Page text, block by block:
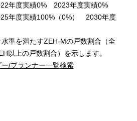
年度実績0% 2023年度実績0%
年度実績100%（0%） 2030年度
準を満たすZEH-Mの戸数割合（全
以上の戸数割合）を示します。
/プランナー一覧検索